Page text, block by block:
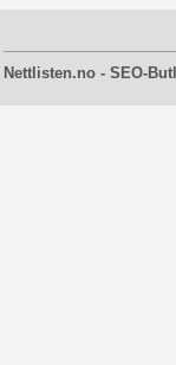
Nettlisten.no - SEO-